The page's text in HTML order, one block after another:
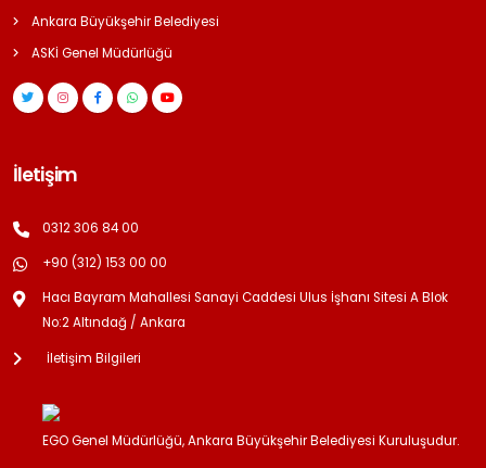
Ankara Büyükşehir Belediyesi
ASKİ Genel Müdürlüğü
İletişim
0312 306 84 00
+90 (312) 153 00 00
Hacı Bayram Mahallesi Sanayi Caddesi Ulus İşhanı Sitesi A Blok
No:2 Altındağ / Ankara
İletişim Bilgileri
EGO Genel Müdürlüğü, Ankara Büyükşehir Belediyesi Kuruluşudur.